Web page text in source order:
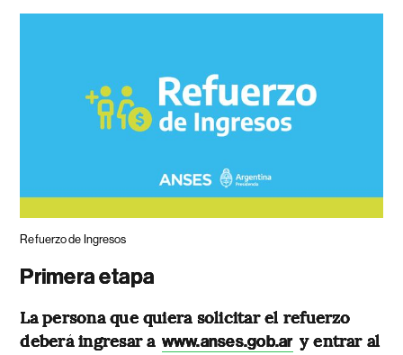
Refuerzo de Ingresos
Primera etapa
La persona que quiera solicitar el refuerzo
deberá ingresar a www.anses.gob.ar y entrar al